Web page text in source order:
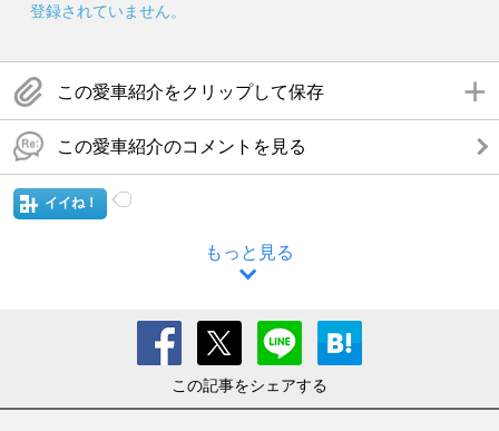
登録されていません。
この愛車紹介をクリップして保存
この愛車紹介のコメントを見る
イイね！
もっと見る
この記事をシェアする